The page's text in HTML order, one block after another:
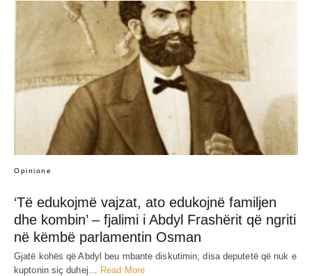
Opinione
‘Të edukojmë vajzat, ato edukojnë familjen
dhe kombin’ – fjalimi i Abdyl Frashërit që ngriti
në këmbë parlamentin Osman
Gjatë kohës që Abdyl beu mbante diskutimin, disa deputetë që nuk e
kuptonin siç duhej… Read More